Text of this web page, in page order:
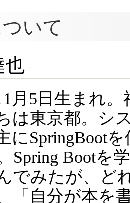
いて
也
月5日生まれ
は東京都。シ
にSpringBoot
Spring Bootを
でみたが、ど
「自分が本を